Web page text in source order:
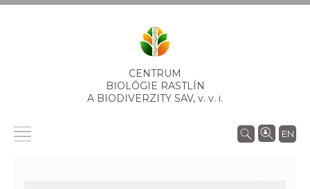
CENTRUM
BIOLÓGIE RASTLÍN
A BIODIVERZITY SAV, v. v. i.
EN